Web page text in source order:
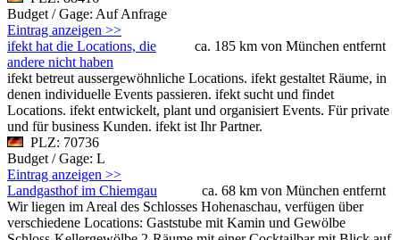
Budget / Gage: Auf Anfrage
Eintrag anzeigen >>
ca. 185 km von München entfernt
ifekt hat die Locations, die
andere nicht haben
ifekt betreut aussergewöhnliche Locations. ifekt gestaltet Räume, in
denen individuelle Events passieren. ifekt sucht und findet
Locations. ifekt entwickelt, plant und organisiert Events. Für private
und für business Kunden. ifekt ist Ihr Partner.
PLZ: 70736
Budget / Gage: L
Eintrag anzeigen >>
ca. 68 km von München entfernt
Landgasthof im Chiemgau
Wir liegen im Areal des Schlosses Hohenaschau, verfügen über
verschiedene Locations: Gaststube mit Kamin und Gewölbe